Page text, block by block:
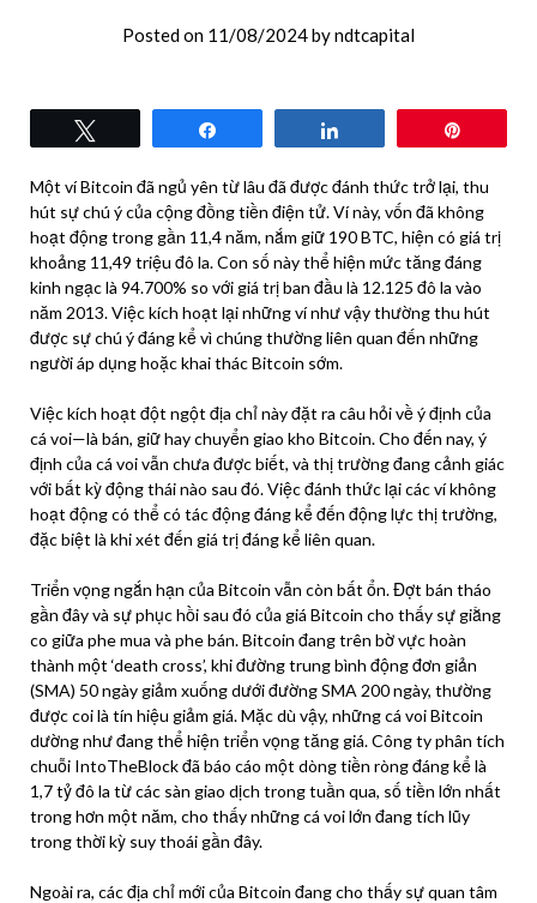
Posted on 11/08/2024byndtcapital
Một ví Bitcoin đã ngủ yên từ lâu đã được đánh thức trở lại, thu
hút sự chú ý của cộng đồng tiền điện tử. Ví này, vốn đã không
hoạt động trong gần 11,4 năm, nắm giữ 190 BTC, hiện có giá trị
khoảng 11,49 triệu đô la. Con số này thể hiện mức tăng đáng
kinh ngạc là 94.700% so với giá trị ban đầu là 12.125 đô la vào
năm 2013. Việc kích hoạt lại những ví như vậy thường thu hút
được sự chú ý đáng kể vì chúng thường liên quan đến những
người áp dụng hoặc khai thác Bitcoin sớm.
Việc kích hoạt đột ngột địa chỉ này đặt ra câu hỏi về ý định của
cá voi—là bán, giữ hay chuyển giao kho Bitcoin. Cho đến nay, ý
định của cá voi vẫn chưa được biết, và thị trường đang cảnh giác
với bất kỳ động thái nào sau đó. Việc đánh thức lại các ví không
hoạt động có thể có tác động đáng kể đến động lực thị trường,
đặc biệt là khi xét đến giá trị đáng kể liên quan.
Triển vọng ngắn hạn của Bitcoin vẫn còn bất ổn. Đợt bán tháo
gần đây và sự phục hồi sau đó của giá Bitcoin cho thấy sự giằng
co giữa phe mua và phe bán. Bitcoin đang trên bờ vực hoàn
thành một ‘death cross’, khi đường trung bình động đơn giản
(SMA) 50 ngày giảm xuống dưới đường SMA 200 ngày, thường
được coi là tín hiệu giảm giá. Mặc dù vậy, những cá voi Bitcoin
dường như đang thể hiện triển vọng tăng giá. Công ty phân tích
chuỗi IntoTheBlock đã báo cáo một dòng tiền ròng đáng kể là
1,7 tỷ đô la từ các sàn giao dịch trong tuần qua, số tiền lớn nhất
trong hơn một năm, cho thấy những cá voi lớn đang tích lũy
trong thời kỳ suy thoái gần đây.
Ngoài ra, các địa chỉ mới của Bitcoin đang cho thấy sự quan tâm